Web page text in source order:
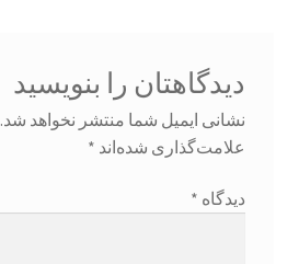
آکادمی
ثبت نام فروشنده
چگونه یک معامله گر موفق شویم
دیدگاهتان را بنویسید
نشانی ایمیل شما منتشر نخواهد شد.
علامت‌گذاری شده‌اند *
دیدگاه *